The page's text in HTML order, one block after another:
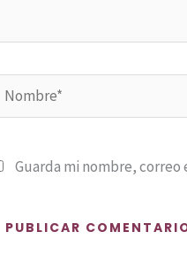
Nombre*
Guarda mi nombre,